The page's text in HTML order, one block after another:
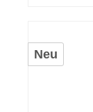
Neu